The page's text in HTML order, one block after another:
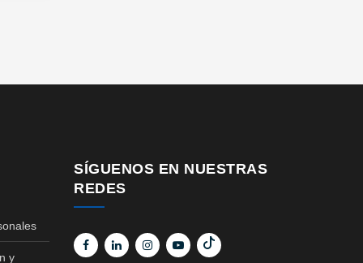
y
SÍGUENOS EN NUESTRAS
REDES